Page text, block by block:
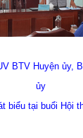
BTV Huyện ủy,
ủy
biểu tại buổi Hội